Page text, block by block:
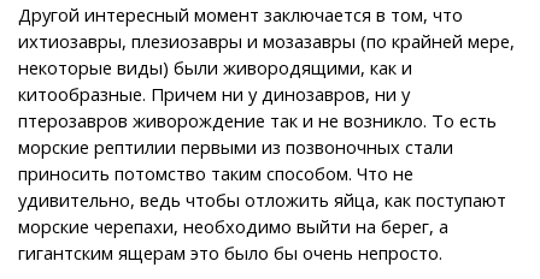
Другой интересный момент заключается в том, что
ихтиозавры, плезиозавры и мозазавры (по крайней мере,
некоторые виды) были живородящими, как и
китообразные. Причем ни у динозавров, ни у
птерозавров живорождение так и не возникло. То есть
морские рептилии первыми из позвоночных стали
приносить потомство таким способом. Что не
удивительно, ведь чтобы отложить яйца, как поступают
морские черепахи, необходимо выйти на берег, а
гигантским ящерам это было бы очень непросто.